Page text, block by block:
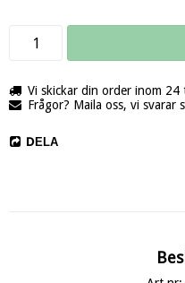
Vi skickar din order inom 24
Frågor? Maila oss, vi svarar
DELA